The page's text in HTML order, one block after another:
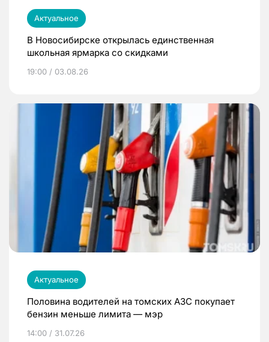
Актуальное
В Новосибирске открылась единственная
школьная ярмарка со скидками
19:00 / 03.08.26
Актуальное
Половина водителей на томских АЗС покупает
бензин меньше лимита — мэр
14:00 / 31.07.26